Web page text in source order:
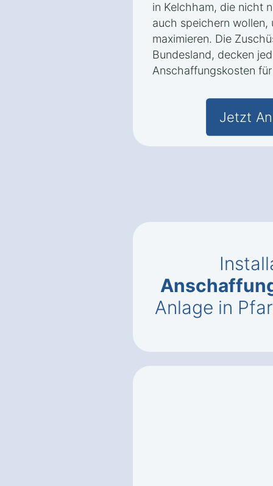
in Kelchham, die nicht
auch speichern wollen,
maximieren. Die
Bundesland, decken
Anschaffungskosten
Jetzt
Anlage in